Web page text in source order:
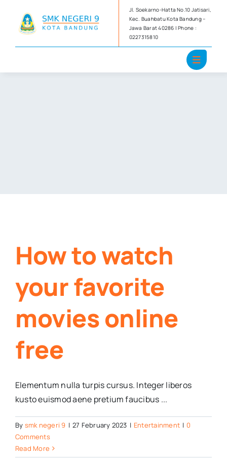
content
Jl. Soekarno-Hatta No.10 Jatisari,
Kec. Buahbatu Kota Bandung –
Jawa Barat 40286 | Phone :
0227315810
How to watch
your favorite
movies online
free
Elementum nulla turpis cursus. Integer liberos
kusto euismod aene pretium faucibus ...
By smk negeri 9 | 27 February 2023 | Entertainment | 0
Comments
Read More